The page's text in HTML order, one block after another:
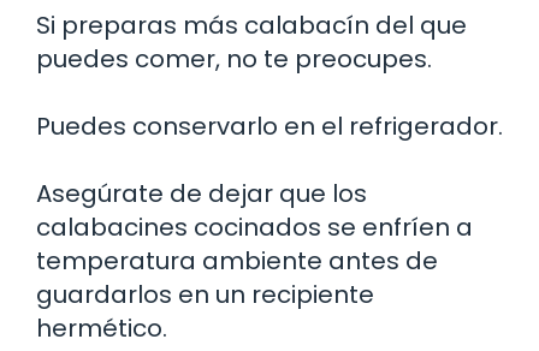
Si preparas más calabacín del que
puedes comer, no te preocupes.
Puedes conservarlo en el refrigerador.
Asegúrate de dejar que los
calabacines cocinados se enfríen a
temperatura ambiente antes de
guardarlos en un recipiente
hermético.